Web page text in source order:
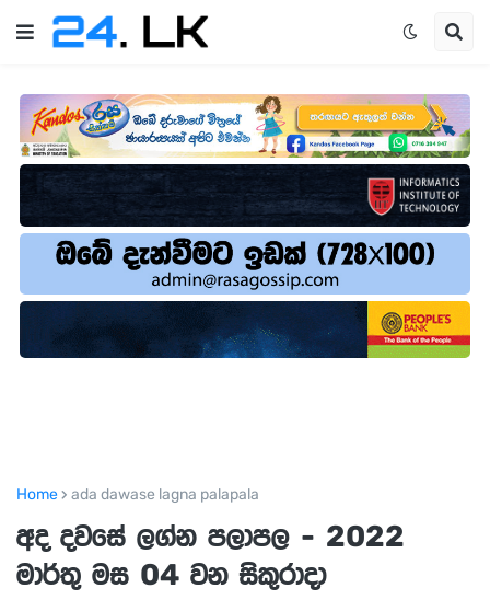
Home ada dawase lagna palapala
අද දවසේ ලග්න පලාපල - 2022
මාර්තු මස 04 වන සිකුරාදා